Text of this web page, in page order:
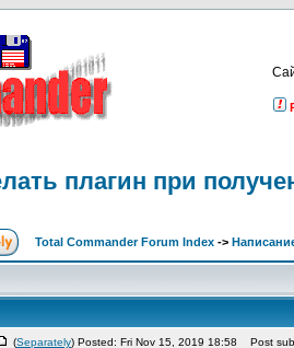
плагин при
Total Commander Forum Index ->
(Separately) Posted: Fri Nov 15, 2019 18:58 Post